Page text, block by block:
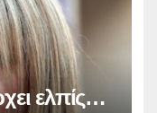
ελπίς…